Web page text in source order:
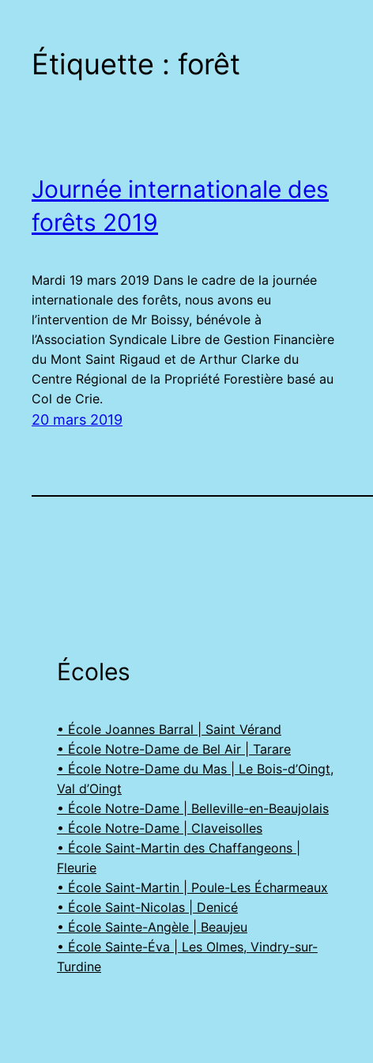
Étiquette : forêt
Journée internationale des
forêts 2019
Mardi 19 mars 2019 Dans le cadre de la journée
internationale des forêts, nous avons eu
l’intervention de Mr Boissy, bénévole à
l’Association Syndicale Libre de Gestion Financière
du Mont Saint Rigaud et de Arthur Clarke du
Centre Régional de la Propriété Forestière basé au
Col de Crie.
20 mars 2019
Écoles
• École Joannes Barral | Saint Vérand
• École Notre-Dame de Bel Air | Tarare
• École Notre-Dame du Mas | Le Bois-d’Oingt,
Val d’Oingt
• École Notre-Dame | Belleville-en-Beaujolais
• École Notre-Dame | Claveisolles
• École Saint-Martin des Chaffangeons |
Fleurie
• École Saint-Martin | Poule-Les Écharmeaux
• École Saint-Nicolas | Denicé
• École Sainte-Angèle | Beaujeu
• École Sainte-Éva | Les Olmes, Vindry-sur-
Turdine